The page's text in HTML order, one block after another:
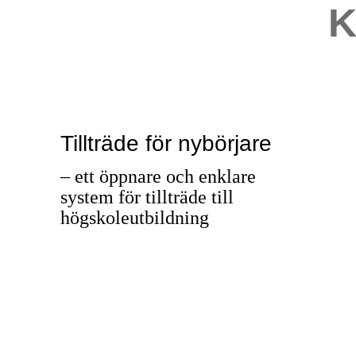
Tillträde för nybörjare
– ett öppnare och enklare
system för tillträde till
högskoleutbildning